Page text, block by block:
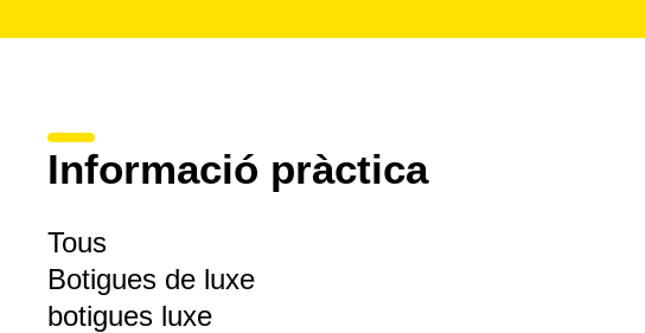
Informació pràctica
Tous
Botigues de luxe
botigues luxe